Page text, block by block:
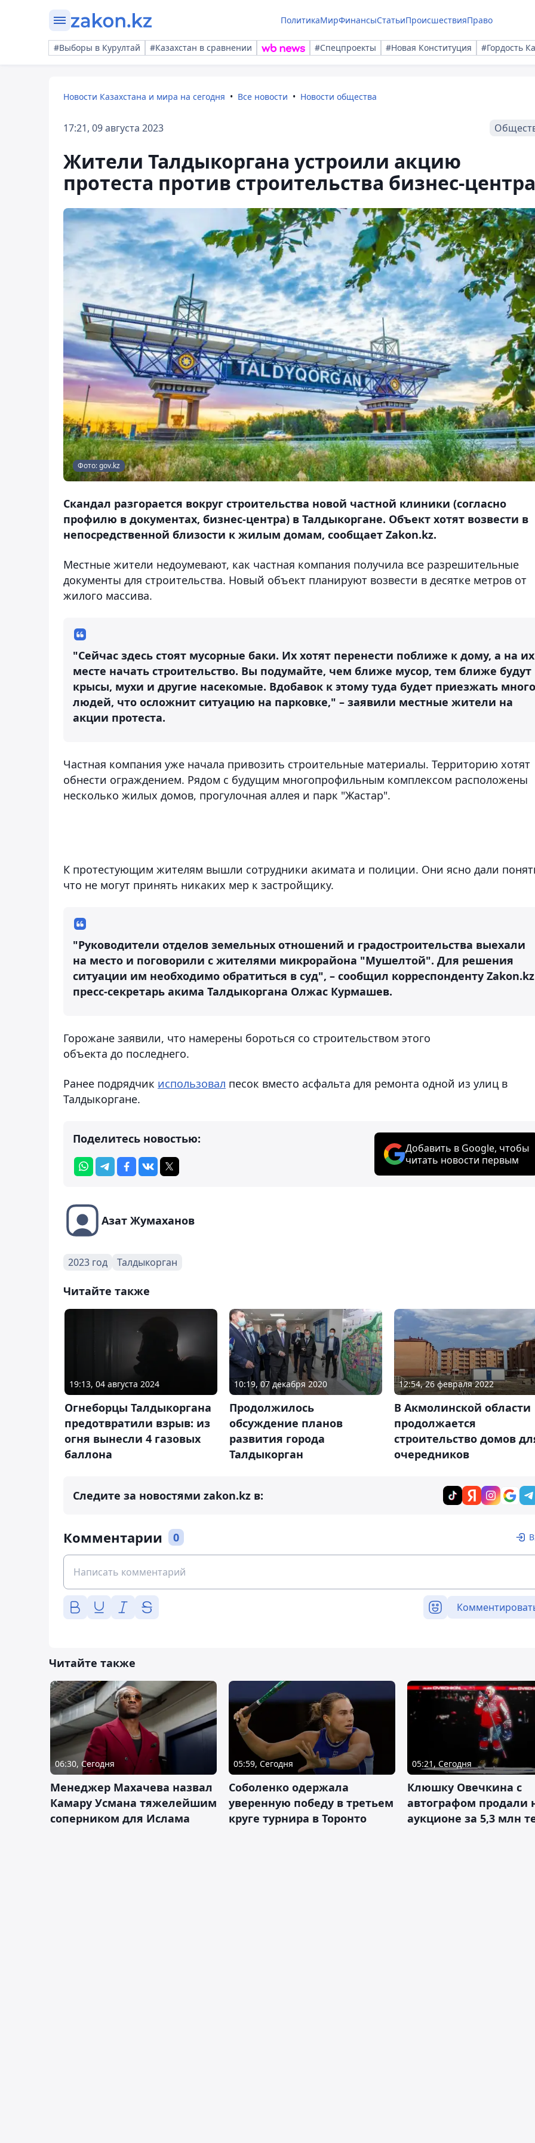
ПолитикаМирФинансыСтатьиПроисшествияПраво
#Выборы в Курултай #Казахстан в сравнении #Спецпроекты #Новая Конституция #Гордость
Новости Казахстана и мира на сегодня Все новости Новости общества
17:21, 09 августа 2023
Жители Талдыкоргана устроили акцию
протеста против строительства бизнес-центра
Фото: gov.kz
Скандал разгорается вокруг строительства новой частной клиники (cогласно
профилю в документах, бизнес-центра) в Талдыкоргане. Объект хотят возвести в
непосредственной близости к жилым домам, сообщает Zakon.kz.
Местные жители недоумевают, как частная компания получила все разрешительные
документы для строительства. Новый объект планируют возвести в десятке метров от
жилого массива.
"Сейчас здесь стоят мусорные баки. Их хотят перенести поближе к дому, а на их
месте начать строительство. Вы подумайте, чем ближе мусор, тем ближе будут
крысы, мухи и другие насекомые. Вдобавок к этому туда будет приезжать много
людей, что осложнит ситуацию на парковке," – заявили местные жители на
акции протеста.
Частная компания уже начала привозить строительные материалы. Территорию хотят
обнести ограждением. Рядом с будущим многопрофильным комплексом расположены
несколько жилых домов, прогулочная аллея и парк "Жастар".
К протестующим жителям вышли сотрудники акимата и полиции. Они ясно дали
что не могут принять никаких мер к застройщику.
"Руководители отделов земельных отношений и градостроительства выехали
на место и поговорили с жителями микрорайона "Мушелтой". Для решения
ситуации им необходимо обратиться в суд", – сообщил корреспонденту Zakon.kz
пресс-секретарь акима Талдыкоргана Олжас Курмашев.
Горожане заявили, что намерены бороться со строительством этого
объекта до последнего.
Ранее подрядчик использовал песок вместо асфальта для ремонта одной из улиц в
Талдыкоргане.
Поделитесь новостью:
Добавить в Google, чтобы
читать новости первым
Азат Жумаханов
2023 год Талдыкорган
Читайте также
19:13, 04 августа 2024
Огнеборцы Талдыкоргана
предотвратили взрыв: из
огня вынесли 4 газовых
баллона
10:19, 07 декабря 2020
Продолжилось
обсуждение планов
развития города
Талдыкорган
12:54, 26 февраля 2022
В Акмолинской области
продолжается
строительство домов
очередников
Следите за новостями zakon.kz в:
Комментарии 0
Читайте также
06:30, Сегодня
Менеджер Махачева назвал
Камару Усмана тяжелейшим
соперником для Ислама
05:59, Сегодня
Соболенко одержала
уверенную победу в третьем
круге турнира в Торонто
05:21, Сегодня
Клюшку Овечкина с
автографом продали
аукционе за 5,3 млн